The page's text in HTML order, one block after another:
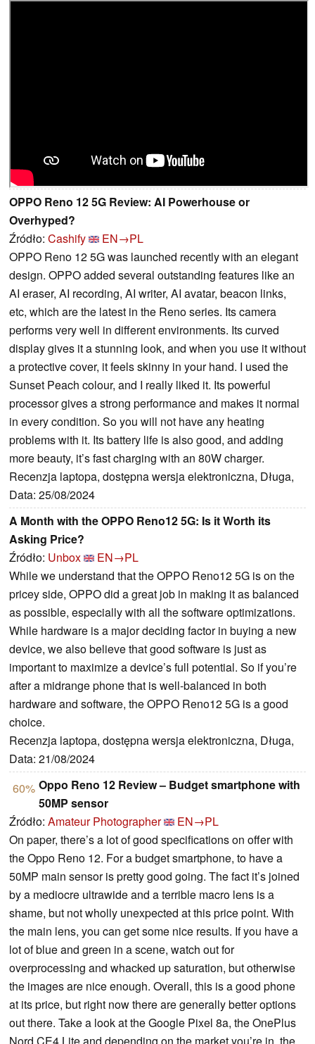
OPPO Reno 12 5G Review: AI Powerhouse or
Overhyped?
Źródło: Cashify
EN→PL
OPPO Reno 12 5G was launched recently with an elegant
design. OPPO added several outstanding features like an
AI eraser, AI recording, AI writer, AI avatar, beacon links,
etc, which are the latest in the Reno series. Its camera
performs very well in different environments. Its curved
display gives it a stunning look, and when you use it without
a protective cover, it feels skinny in your hand. I used the
Sunset Peach colour, and I really liked it. Its powerful
processor gives a strong performance and makes it normal
in every condition. So you will not have any heating
problems with it. Its battery life is also good, and adding
more beauty, it’s fast charging with an 80W charger.
Recenzja laptopa, dostępna wersja elektroniczna, Długa,
Data: 25/08/2024
A Month with the OPPO Reno12 5G: Is it Worth its
Asking Price?
Źródło: Unbox
EN→PL
While we understand that the OPPO Reno12 5G is on the
pricey side, OPPO did a great job in making it as balanced
as possible, especially with all the software optimizations.
While hardware is a major deciding factor in buying a new
device, we also believe that good software is just as
important to maximize a device’s full potential. So if you’re
after a midrange phone that is well-balanced in both
hardware and software, the OPPO Reno12 5G is a good
choice.
Recenzja laptopa, dostępna wersja elektroniczna, Długa,
Data: 21/08/2024
60% Oppo Reno 12 Review – Budget smartphone with
50MP sensor
Źródło: Amateur Photographer
EN→PL
On paper, there’s a lot of good specifications on offer with
the Oppo Reno 12. For a budget smartphone, to have a
50MP main sensor is pretty good going. The fact it’s joined
by a mediocre ultrawide and a terrible macro lens is a
shame, but not wholly unexpected at this price point. With
the main lens, you can get some nice results. If you have a
lot of blue and green in a scene, watch out for
overprocessing and whacked up saturation, but otherwise
the images are nice enough. Overall, this is a good phone
at its price, but right now there are generally better options
out there. Take a look at the Google Pixel 8a, the OnePlus
Nord CE4 Lite and depending on the market you’re in, the